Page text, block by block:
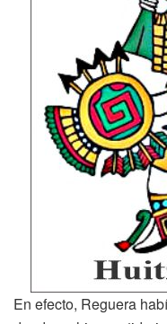
En efecto, Reguera